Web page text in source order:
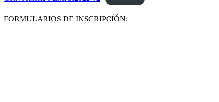
FORMULARIOS DE INSCRIPCIÓN: